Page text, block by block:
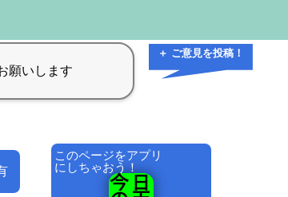
＋ ご意見を投稿！
このページをアプリ
にしちゃおう！